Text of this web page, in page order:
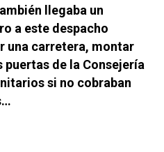
llegaba un
a este despacho
una carretera, montar
de la Consejería
si no cobraban